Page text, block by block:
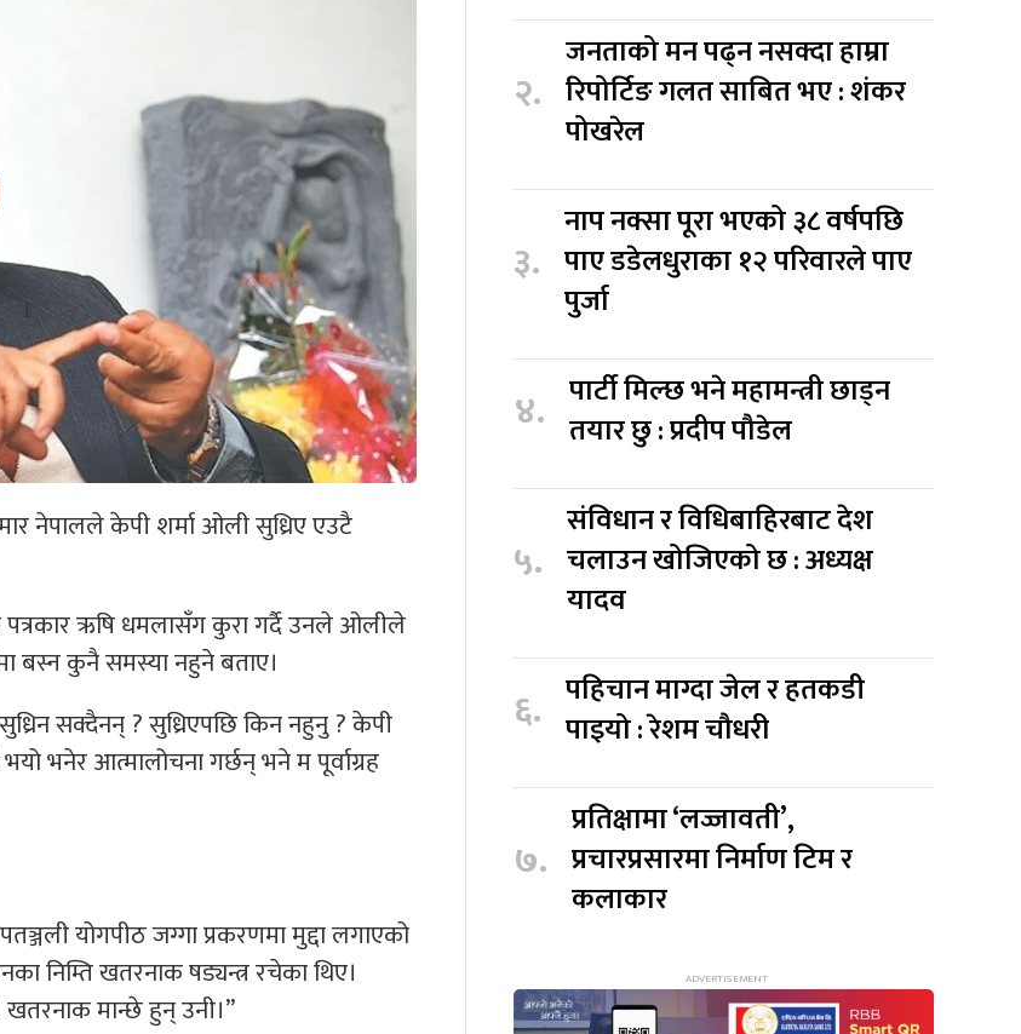
नेपालले केपी शर्मा ओली सुध्रिए एउटै
पत्रकार ऋषि धमलासँग कुरा गर्दै उनले ओलीले
बस्न कुनै समस्या नहुने बताए।
सक्दैनन् ? सुध्रिएपछि किन नहुनु ? केपी
भनेर आत्मालोचना गर्छन् भने म पूर्वाग्रह
योगपीठ जग्गा प्रकरणमा मुद्दा लगाएको
निम्ति खतरनाक षड्यन्त्र रचेका थिए।
मान्छे हुन् उनी।”
२.
जनताको मन पढ्न नसक्दा हाम्रा
रिपोर्टिङ गलत साबित भए : शंकर
पोखरेल
३.
नाप नक्सा पूरा भएको ३८ वर्षपछि
पाए डडेलधुराका १२ परिवारले पाए
पुर्जा
४. पार्टी मिल्छ भने महामन्त्री छाड्न
तयार छु : प्रदीप पौडेल
५.
संविधान र विधिबाहिरबाट देश
चलाउन खोजिएको छ : अध्यक्ष
यादव
६. पहिचान माग्दा जेल र हतकडी
पाइयो : रेशम चौधरी
७.
प्रतिक्षामा ‘लज्जावती’,
प्रचारप्रसारमा निर्माण टिम र
कलाकार